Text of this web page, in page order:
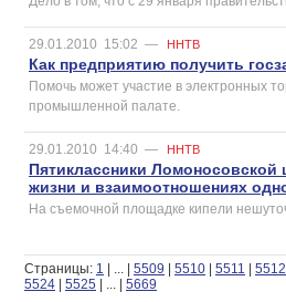
29.01.2010 15:02 — ННТВ
Как предприятию получить
Помочь может участие в электронных
промышленной палате.
29.01.2010 14:40 — ННТВ
Пятиклассники
жизни и взаимоотношениях
На съемочной площадке кипели
Страницы: 1 | | 5509 | 5510 | 5511 | 5512
5524 | 5525 | | 5669